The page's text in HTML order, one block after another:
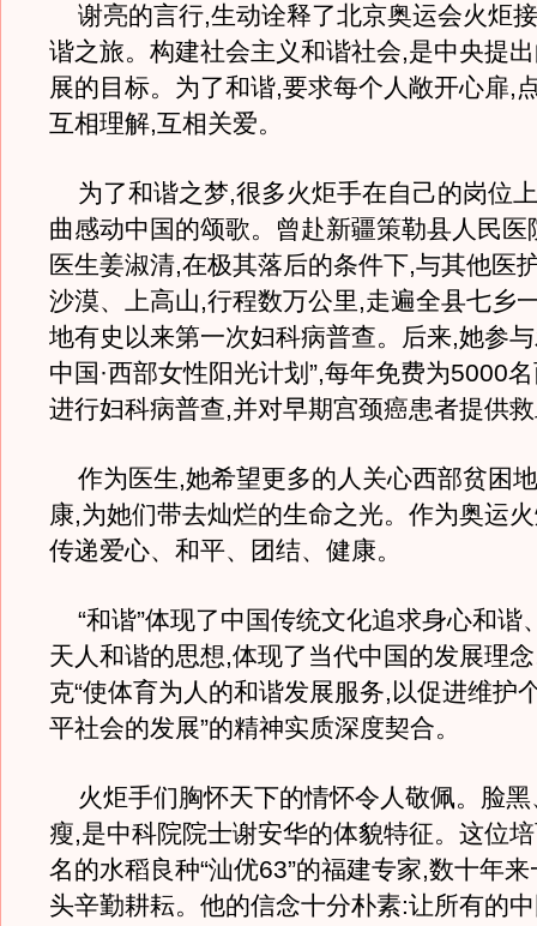
谢亮的言行,生动诠释了北京奥运会火炬
谐之旅。构建社会主义和谐社会,是中央提
展的目标。为了和谐,要求每个人敞开心扉,
互相理解,互相关爱。
为了和谐之梦,很多火炬手在自己的岗位
曲感动中国的颂歌。曾赴新疆策勒县人民医
医生姜淑清,在极其落后的条件下,与其他医
沙漠、上高山,行程数万公里,走遍全县七乡
地有史以来第一次妇科病普查。后来,她参
中国·西部女性阳光计划”,每年免费为5000
进行妇科病普查,并对早期宫颈癌患者提供
作为医生,她希望更多的人关心西部贫困
康,为她们带去灿烂的生命之光。作为奥运
传递爱心、和平、团结、健康。
“和谐”体现了中国传统文化追求身心和谐
天人和谐的思想,体现了当代中国的发展理
克“使体育为人的和谐发展服务,以促进维护
平社会的发展”的精神实质深度契合。
火炬手们胸怀天下的情怀令人敬佩。脸黑
瘦,是中科院院士谢安华的体貌特征。这位
名的水稻良种“汕优63”的福建专家,数十年
头辛勤耕耘。他的信念十分朴素:让所有的